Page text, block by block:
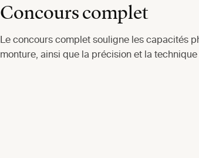
Concours complet
Le concours complet souligne les capacités
monture, ainsi que la précision et la